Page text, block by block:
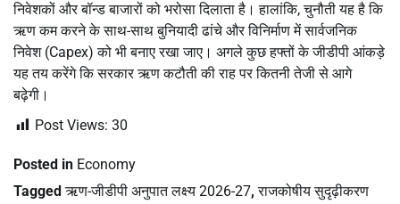
निवेशकों और बॉन्ड बाजारों को भरोसा दिलाता है। हालांकि, चुनौती यह है कि
ऋण कम करने के साथ-साथ बुनियादी ढांचे और विनिर्माण में सार्वजनिक
निवेश (Capex) को भी बनाए रखा जाए। अगले कुछ हफ्तों के जीडीपी आंकड़े
यह तय करेंगे कि सरकार ऋण कटौती की राह पर कितनी तेजी से आगे
बढ़ेगी।
Post Views: 30
Posted in Economy
Taggedऋण-जीडीपी अनुपात लक्ष्य 2026-27,राजकोषीय सुदृढ़ीकरण